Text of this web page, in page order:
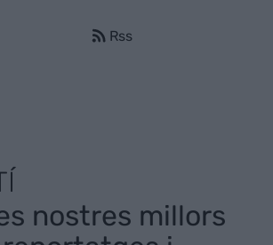
Rss
nostres millors